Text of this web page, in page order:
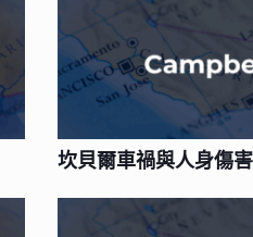
坎貝爾車禍與人身傷